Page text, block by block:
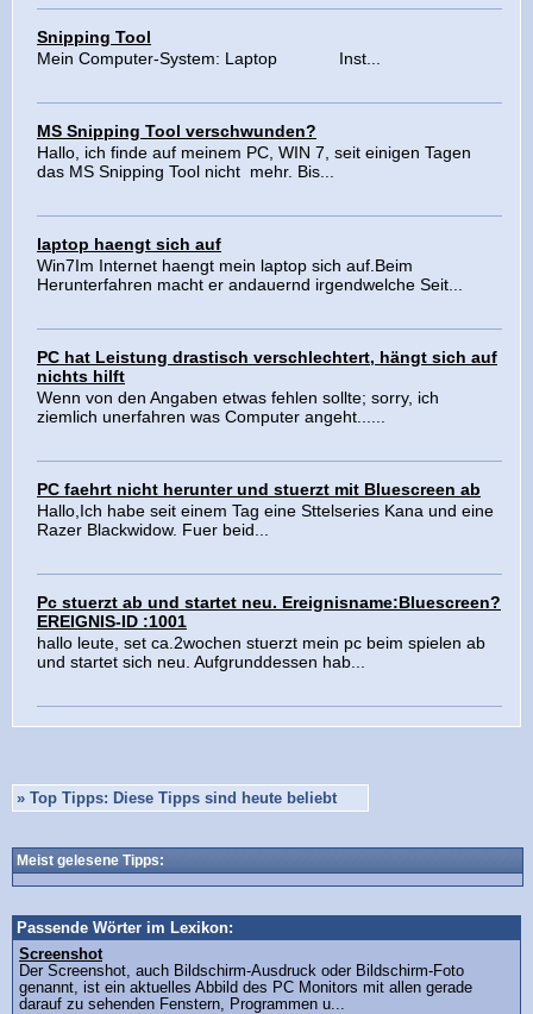
Snipping Tool
Mein Computer-System: Laptop Inst...
MS Snipping Tool verschwunden?
Hallo, ich finde auf meinem PC, WIN 7, seit einigen Tagen
das MS Snipping Tool nicht mehr. Bis...
laptop haengt sich auf
Win7Im Internet haengt mein laptop sich auf.Beim
Herunterfahren macht er andauernd irgendwelche Seit...
PC hat Leistung drastisch verschlechtert, hängt sich auf
nichts hilft
Wenn von den Angaben etwas fehlen sollte; sorry, ich
ziemlich unerfahren was Computer angeht......
PC faehrt nicht herunter und stuerzt mit Bluescreen ab
Hallo,Ich habe seit einem Tag eine Sttelseries Kana und eine
Razer Blackwidow. Fuer beid...
Pc stuerzt ab und startet neu. Ereignisname:Bluescreen?
EREIGNIS-ID :1001
hallo leute, set ca.2wochen stuerzt mein pc beim spielen ab
und startet sich neu. Aufgrunddessen hab...
» Top Tipps: Diese Tipps sind heute beliebt
Meist gelesene Tipps:
Passende Wörter im Lexikon:
Screenshot
Der Screenshot, auch Bildschirm-Ausdruck oder Bildschirm-Foto
genannt, ist ein aktuelles Abbild des PC Monitors mit allen gerade
darauf zu sehenden Fenstern, Programmen u...